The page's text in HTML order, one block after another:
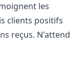
les
clients positifs
reçus. N'attend